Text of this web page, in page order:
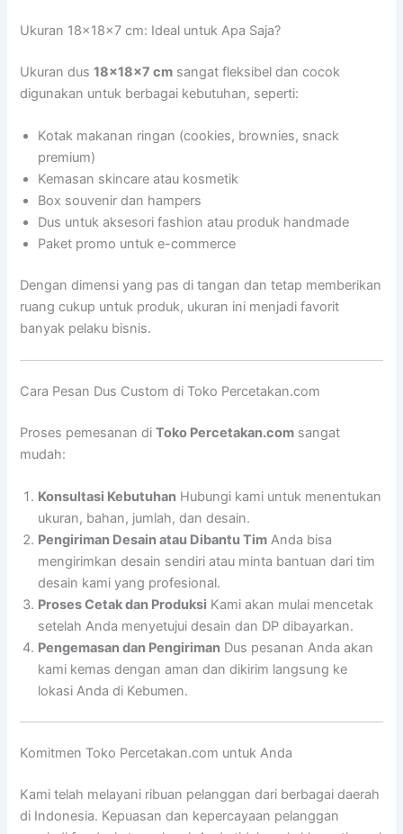
Ukuran 18x18x7 cm: Ideal untuk Apa Saja?
Ukuran dus18x18x7 cm sangat fleksibel dan cocok
digunakan untuk berbagai kebutuhan, seperti:
Kotak makanan ringan (cookies, brownies, snack
premium)
Kemasan skincare atau kosmetik
Box souvenir dan hampers
Dus untuk aksesori fashion atau produk handmade
Paket promo untuk e-commerce
Dengan dimensi yang pas di tangan dan tetap memberikan
ruang cukup untuk produk, ukuran ini menjadi favorit
banyak pelaku bisnis.
Cara Pesan Dus Custom di Toko Percetakan.com
Proses pemesanan diToko Percetakan.com sangat
mudah:
Konsultasi Kebutuhan Hubungi kami untuk menentukan
ukuran, bahan, jumlah, dan desain.
Pengiriman Desain atau Dibantu Tim Anda bisa
mengirimkan desain sendiri atau minta bantuan dari tim
desain kami yang profesional.
Proses Cetak dan Produksi Kami akan mulai mencetak
setelah Anda menyetujui desain dan DP dibayarkan.
Pengemasan dan Pengiriman Dus pesanan Anda akan
kami kemas dengan aman dan dikirim langsung ke
lokasi Anda di Kebumen.
Komitmen Toko Percetakan.com untuk Anda
Kami telah melayani ribuan pelanggan dari berbagai daerah
di Indonesia. Kepuasan dan kepercayaan pelanggan